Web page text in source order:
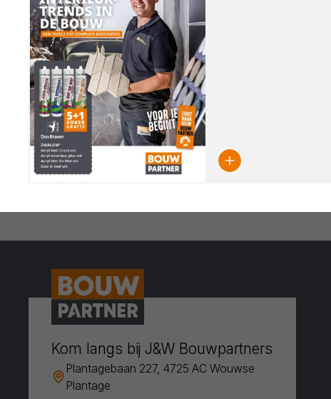
Kom langs bij J&W Bouwpartners
Plantagebaan 227, 4725 AC Wouwse
Plantage